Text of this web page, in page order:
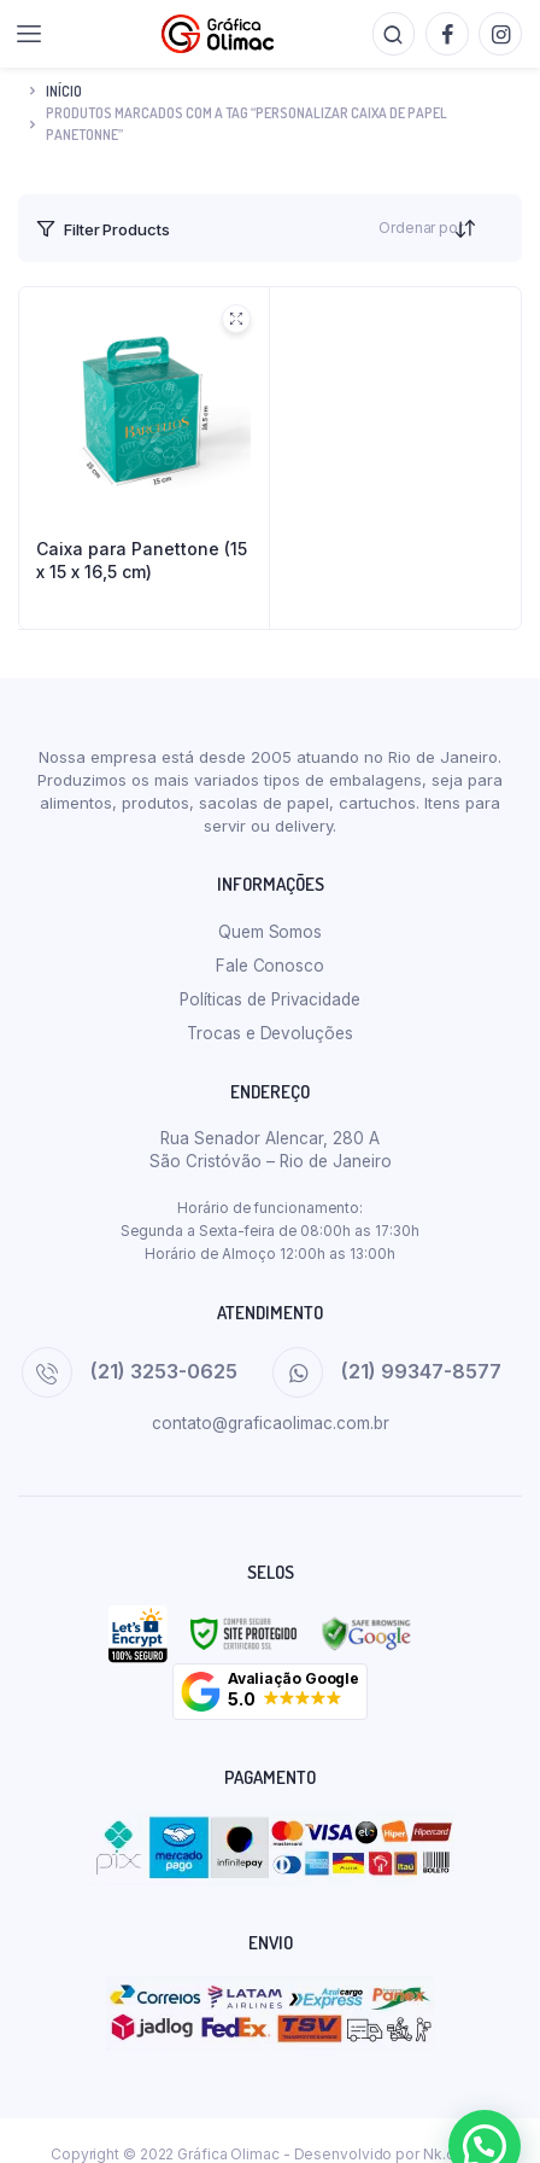
INÍCIO
PRODUTOS MARCADOS COM A TAG “PERSONALIZAR CAIXA DE PAPEL
PANETONNE”
Filter Products Ordenar por
Caixa para Panettone (15
x 15 x 16,5 cm)
Nossa empresa está desde 2005 atuando no Rio de Janeiro.
Produzimos os mais variados tipos de embalagens, seja para
alimentos, produtos, sacolas de papel, cartuchos. Itens para
servir ou delivery.
INFORMAÇÕES
Quem Somos
Fale Conosco
Políticas de Privacidade
Trocas e Devoluções
ENDEREÇO
Rua Senador Alencar, 280 A
São Cristóvão – Rio de Janeiro
Horário de funcionamento:
Segunda a Sexta-feira de 08:00h as 17:30h
Horário de Almoço 12:00h as 13:00h
ATENDIMENTO
(21) 3253-0625 (21) 99347-8577
contato@graficaolimac.com.br
SELOS
Avaliação Google
5.0
PAGAMENTO
ENVIO
Copyright © 2022 Gráfica Olimac - Desenvolvido por Nk.dev.br